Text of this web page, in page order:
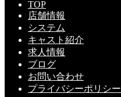
TOP
店舗情報
システム
キャスト紹介
求人情報
ブログ
お問い合わせ
プライバシーポリシー